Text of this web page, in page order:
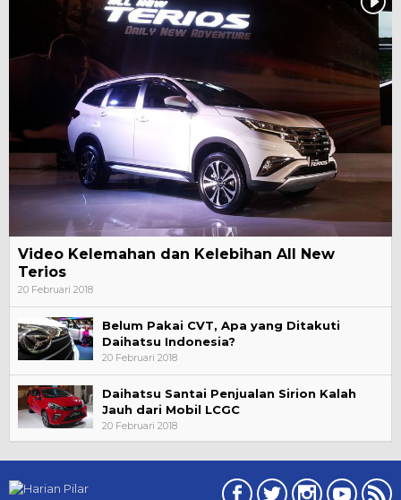
Video Kelemahan dan Kelebihan All New
Terios
20 Februari 2018
Belum Pakai CVT, Apa yang Ditakuti
Daihatsu Indonesia?
20 Februari 2018
Daihatsu Santai Penjualan Sirion Kalah
Jauh dari Mobil LCGC
20 Februari 2018